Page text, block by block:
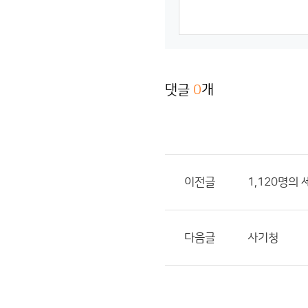
댓글 0개
이전글 1,120명의
다음글 사기청